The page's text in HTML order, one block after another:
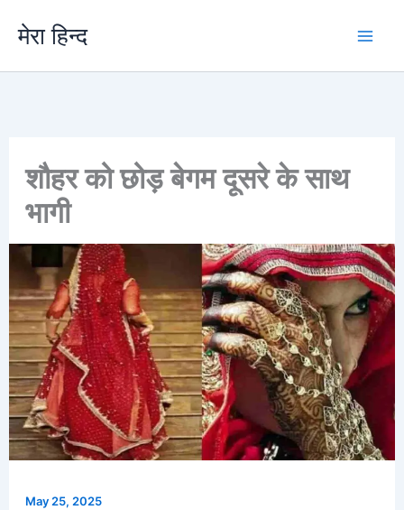
मेरा हिन्द
शौहर को छोड़ बेगम दूसरे के साथ
भागी
May 25, 2025